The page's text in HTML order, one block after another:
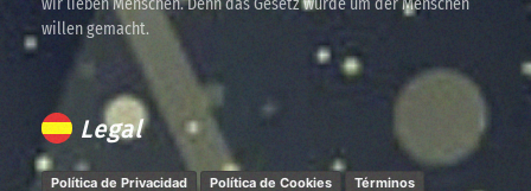
willen gemacht.
Legal
Política de Privacidad Política de Cookies Términos